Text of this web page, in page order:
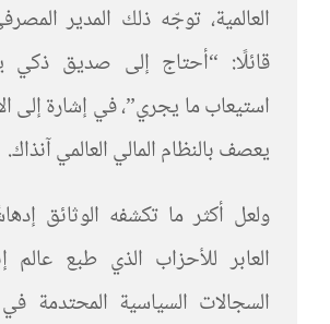
العالمية، توجّه ذلك المدير
قائلًا: “أحتاج إلى صديق ذكي
استيعاب ما يجري”، في إشارة إلى
يعصف بالنظام المالي العالمي آنذاك.
ولعل أكثر ما تكشفه الوثائق
العابر للأحزاب الذي طبع
السجالات السياسية المحتدمة في